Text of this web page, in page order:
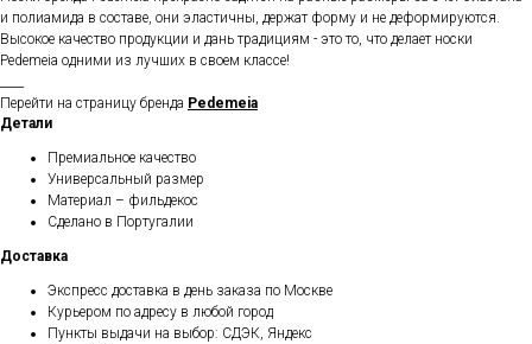
и полиамида в составе, они эластичны, держат форму и не деформируются.
Высокое качество продукции и дань традициям - это то, что делает носки
Pedemeia одними из лучших в своем классе!
Перейти на страницу бренда Pedemeia
Детали
Премиальное качество
Универсальный размер
Материал – фильдекос
Сделано в Португалии
Доставка
Экспресс доставка в день заказа по Москве
Курьером по адресу в любой город
Пункты выдачи на выбор: СДЭК, Яндекс